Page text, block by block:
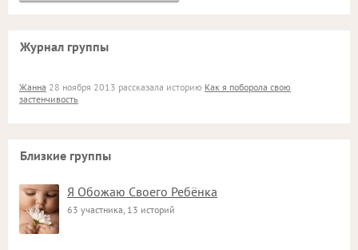
Журнал группы
Жанна 28 ноября 2013 рассказала историю Как я поборола свою
застенчивость
Близкие группы
Я Обожаю Своего Ребёнка
63 участника, 13 историй